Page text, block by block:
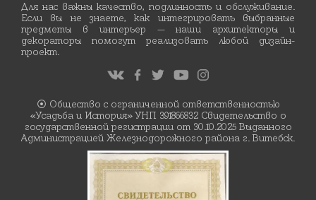
Для нас важны качество, подлинность и обслуживание.
Если вы не знаете, как интегрировать выбранные
предметы в интерьер — наши архитекторы и
декораторы помогут реализовать любой дизайн-
проект.
⦿ Общество с ограниченной ответственностью
«Усадьба и История» УНП 391866832 Свидетельство о
государственной регистрации от 30.10.2025 Выданного
Администрацией Железнодорожного района г. Витебск.